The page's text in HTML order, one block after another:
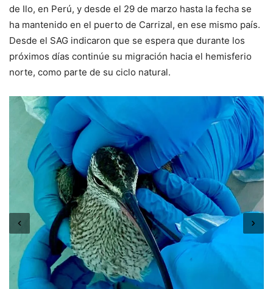
de Ilo, en Perú, y desde el 29 de marzo hasta la fecha se
ha mantenido en el puerto de Carrizal, en ese mismo país.
Desde el SAG indicaron que se espera que durante los
próximos días continúe su migración hacia el hemisferio
norte, como parte de su ciclo natural.